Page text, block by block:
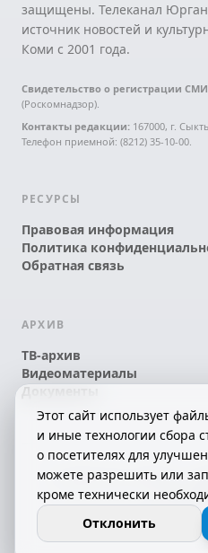
защищены. Телеканал
источник новостей и
Коми с 2001 года.
Свидетельство о регистрации
(Роскомнадзор).
Контакты редакции: 167000, г.
Телефон приемной: (8212) 35-10-00.
РЕСУРСЫ
Правовая информация
Политика
Обратная связь
АРХИВ
ТВ-архив
Видеоматериалы
Документы
© 2026 АО «КРТК» •
СДЕЛАНО С ЛЮБОВЬЮ К
Этот сайт использует
и иные технологии сбора
о посетителях для
можете разрешить или
кроме технически
Отклонить